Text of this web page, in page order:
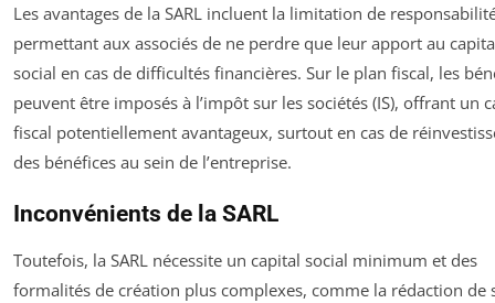
Les avantages de la SARL incluent la limitation de
permettant aux associés de ne perdre que leur apport au
social en cas de difficultés financières. Sur le plan fiscal, les
peuvent être imposés à l’impôt sur les sociétés (IS), offrant un
fiscal potentiellement avantageux, surtout en cas de
des bénéfices au sein de l’entreprise.
Inconvénients de la SARL
Toutefois, la SARL nécessite un capital social minimum et des
formalités de création plus complexes, comme la rédaction de